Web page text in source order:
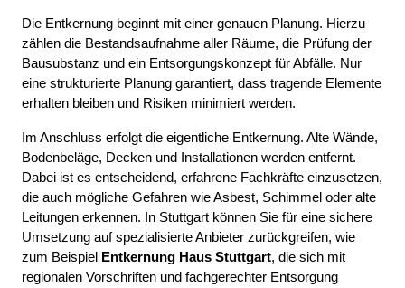
Die Entkernung beginnt mit einer genauen Planung. Hierzu
zählen die Bestandsaufnahme aller Räume, die Prüfung der
Bausubstanz und ein Entsorgungskonzept für Abfälle. Nur
eine strukturierte Planung garantiert, dass tragende Elemente
erhalten bleiben und Risiken minimiert werden.
Im Anschluss erfolgt die eigentliche Entkernung. Alte Wände,
Bodenbeläge, Decken und Installationen werden entfernt.
Dabei ist es entscheidend, erfahrene Fachkräfte einzusetzen,
die auch mögliche Gefahren wie Asbest, Schimmel oder alte
Leitungen erkennen. In Stuttgart können Sie für eine sichere
Umsetzung auf spezialisierte Anbieter zurückgreifen, wie
zum Beispiel
Entkernung Haus Stuttgart, die sich mit
regionalen Vorschriften und fachgerechter Entsorgung